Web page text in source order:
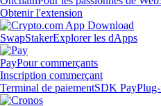
Obtenir l'extension
SwapStakerExplorer les dApps
PayPour commerçants
Inscription commerçant
Terminal de paiementSDK Pay